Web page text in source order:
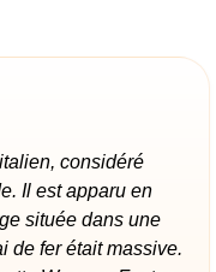
considéré
Il est apparu en
située dans une
de fer était massive.